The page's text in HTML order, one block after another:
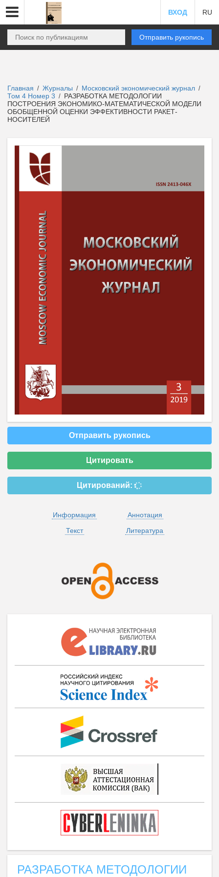
ВХОД RU
Отправить рукопись
Главная / Журналы / Московский экономический журнал /
Том 4 Номер 3 / РАЗРАБОТКА МЕТОДОЛОГИИ
ПОСТРОЕНИЯ ЭКОНОМИКО-МАТЕМАТИЧЕСКОЙ МОДЕЛИ
ОБОБЩЕННОЙ ОЦЕНКИ ЭФФЕКТИВНОСТИ РАКЕТ-
НОСИТЕЛЕЙ
Отправить рукопись
Цитировать
Цитирований:
Информация
Аннотация
Текст
Литература
РАЗРАБОТКА МЕТОДОЛОГИИ